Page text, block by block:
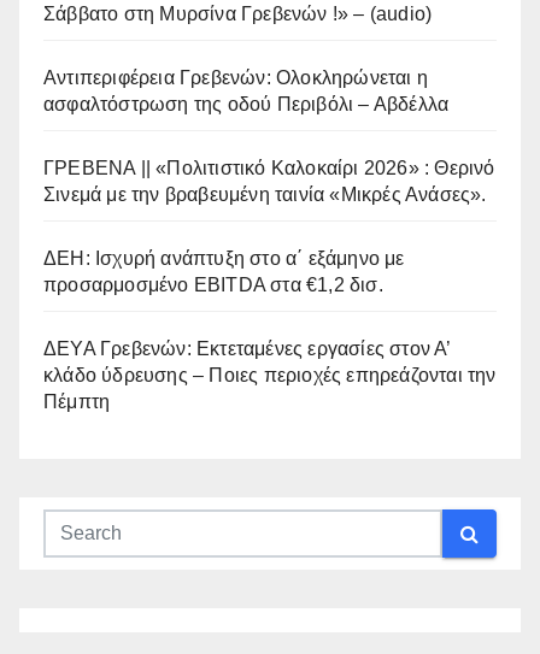
Σάββατο στη Μυρσίνα Γρεβενών !» – (audio)
Αντιπεριφέρεια Γρεβενών: Ολοκληρώνεται η
ασφαλτόστρωση της οδού Περιβόλι – Αβδέλλα
ΓΡΕΒΕΝΑ || «Πολιτιστικό Καλοκαίρι 2026» : Θερινό
Σινεμά με την βραβευμένη ταινία «Μικρές Ανάσες».
ΔΕΗ: Ισχυρή ανάπτυξη στο α΄ εξάμηνο με
προσαρμοσμένο EBITDA στα €1,2 δισ.
ΔΕΥΑ Γρεβενών: Εκτεταμένες εργασίες στον Α’
κλάδο ύδρευσης – Ποιες περιοχές επηρεάζονται την
Πέμπτη